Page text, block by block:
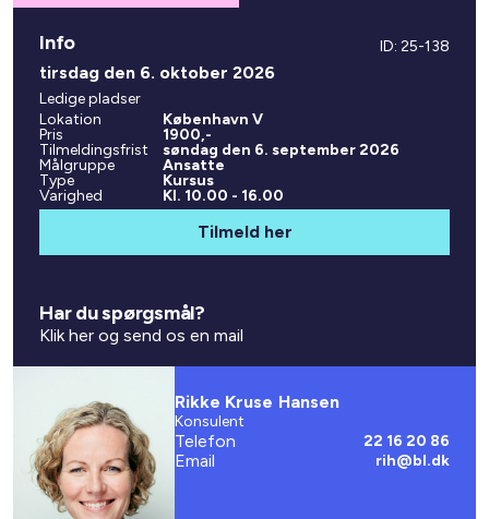
Info ID: 25-138
tirsdag den 6. oktober 2026
Ledige pladser
Lokation
København V
Pris
1900,-
Tilmeldingsfrist
søndag den 6. september 2026
Målgruppe
Ansatte
Type
Kursus
Varighed
Kl. 10.00 - 16.00
Tilmeld her
Har du spørgsmål?
Klik her og send os en mail
Rikke Kruse Hansen
Konsulent
Telefon 22 16 20 86
Email rih@bl.dk